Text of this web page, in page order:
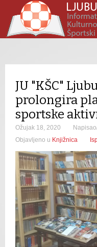
JU "KŠC"
prolongira
sportske
Ožujak 18, 2020
Objavljeno u Knjižnica